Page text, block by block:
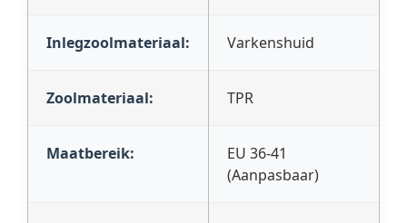
Inlegzoolmateriaal: Varkenshuid
Zoolmateriaal: TPR
Maatbereik:
EU 36-41
(Aanpasbaar)